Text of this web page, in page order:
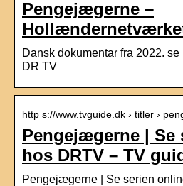
Pengejægerne –
Dansk dokumentar fra 2022.
DR TV
http s://www.tvguide.dk › titler ›
Pengejægerne | Se
hos DRTV – TV
Pengejægerne | Se serien